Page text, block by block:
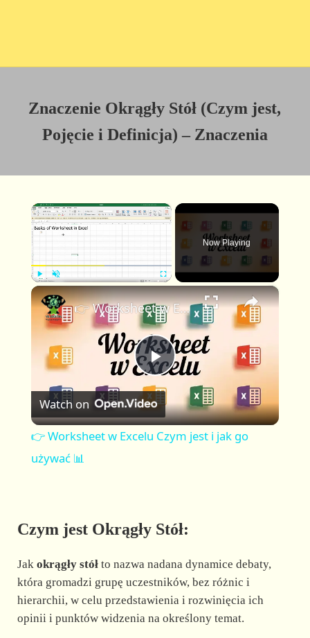
Znaczenie Okrągły Stół (Czym jest,
Pojęcie i Definicja) – Znaczenia
×
P
n
m
t
e
u
l
l
c
r
e
e
n
Now Playing
×
P
l
V
i
d
👉 Worksheet w Excelu Czym jest i jak go używać 📊
Watch on
👉 Worksheet w Excelu Czym jest i jak go
używać 📊
Czym jest Okrągły Stół:
Jak okrągły stółto nazwa nadana dynamice debaty,
która gromadzi grupę uczestników, bez różnic i
hierarchii, w celu przedstawienia i rozwinięcia ich
opinii i punktów widzenia na określony temat.